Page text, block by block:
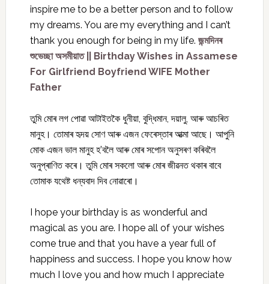
inspire me to be a better person and to follow
my dreams. You are my everything and I can’t
thank you enough for being in my life. জন্মদিনৰ
শুভেচ্ছা অসমীয়াত || Birthday Wishes in Assamese
For Girlfriend Boyfriend WIFE Mother
Father
তুমি মোৰ লগ পোৱা আটাইতকৈ ধুনীয়া, বুদ্ধিমান, দয়ালু, আৰু আচৰিত
মানুহ। তোমাৰ হৃদয় সোণ আৰু এজন ফেৰেস্তাৰ আত্মা আছে। আপুনি
মোক এজন ভাল মানুহ হ’বলৈ আৰু মোৰ সপোন অনুসৰণ কৰিবলৈ
অনুপ্ৰাণিত কৰে। তুমি মোৰ সকলো আৰু মোৰ জীৱনত থকাৰ বাবে
তোমাক যথেষ্ট ধন্যবাদ দিব নোৱাৰো।
I hope your birthday is as wonderful and
magical as you are. I hope all of your wishes
come true and that you have a year full of
happiness and success. I hope you know how
much I love you and how much I appreciate